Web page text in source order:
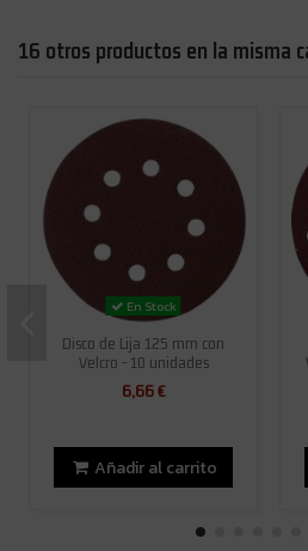
16 otros productos en la misma
En Stock
Disco de Lija 125 mm con
Velcro - 10 unidades
6,66 €
Añadir al carrito